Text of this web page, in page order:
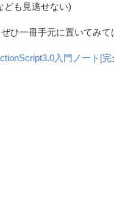
ども見逃せない)
ひ一冊手元に置いてみて
入門ノート[